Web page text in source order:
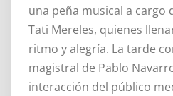
una peña musical a cargo
Tati Mereles, quienes
ritmo y alegría. La tarde
magistral de Pablo
interacción del público